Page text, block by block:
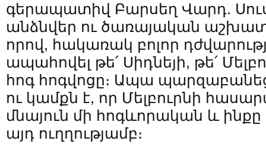
գերապատիվ Բարսեղ Վարդ.
անձնվեր ու ծառայական
որով, հակառակ բոլոր
ապահովել թե՛ Սիդնեյի, թե՛
հոգ հոգվոցը։ Ապա
ու կամքն է, որ Մելբուրնի
մնայուն մի հոգևորական և
այդ ուղղությամբ։